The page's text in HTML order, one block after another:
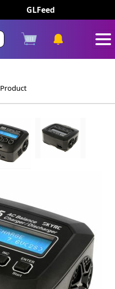
GLFeed
Product